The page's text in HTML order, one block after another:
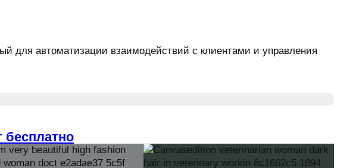
для автоматизации взаимодействий с клиентами и управления
бесплатно